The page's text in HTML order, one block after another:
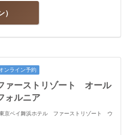
ンライン予約
ァーストリゾート オール
ォルニア
京ベイ舞浜ホテル ファーストリゾート ウ